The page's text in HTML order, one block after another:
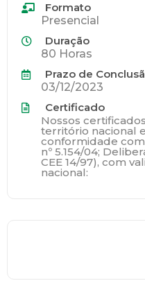
Formato
Presencial
Duração
80 Horas
Prazo de
03/12/2023
Certificado
Nossos
território nacional
conformidade com
nº 5.154/04;
CEE 14/97), com
nacional: